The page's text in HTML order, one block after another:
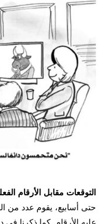
التوقعات مقابل الأرقام
حتى أسابيع، يقوم عدد من